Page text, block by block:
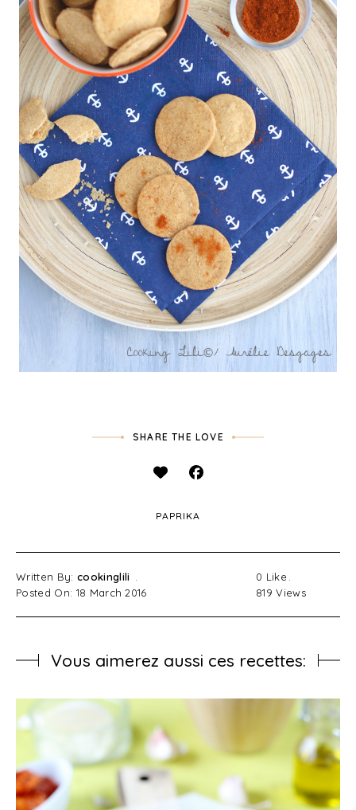
SHARE THE LOVE
PAPRIKA
Written By: cookinglili
Posted On: 18 March 2016
0 Like
819 Views
Vous aimerez aussi ces recettes: